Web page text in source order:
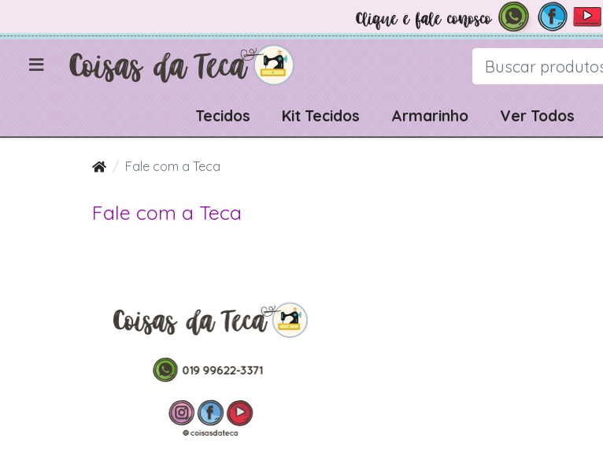
Tecidos Kit Tecidos Armarinho Ver Todos
Fale com a Teca
Fale com a Teca